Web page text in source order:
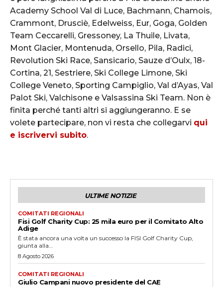
Academy School Val di Luce, Bachmann, Chamois,
Crammont, Drusciè, Edelweiss, Eur, Goga, Golden
Team Ceccarelli, Gressoney, La Thuile, Livata,
Mont Glacier, Montenuda, Orsello, Pila, Radici,
Revolution Ski Race, Sansicario, Sauze d’Oulx, 18-
Cortina, 21, Sestriere, Ski College Limone, Ski
College Veneto, Sporting Campiglio, Val d’Ayas, Val
Palot Ski, Valchisone e Valsassina Ski Team. Non è
finita perché tanti altri si aggiungeranno. E se
volete partecipare, non vi resta che collegarvi qui
e iscrivervi subito.
ULTIME NOTIZIE
COMITATI REGIONALI
Fisi Golf Charity Cup: 25 mila euro per il Comitato Alto
Adige
È stata ancora una volta un successo la FISI Golf Charity Cup,
giunta alla...
8 Agosto 2026
COMITATI REGIONALI
Giulio Campani nuovo presidente del CAE